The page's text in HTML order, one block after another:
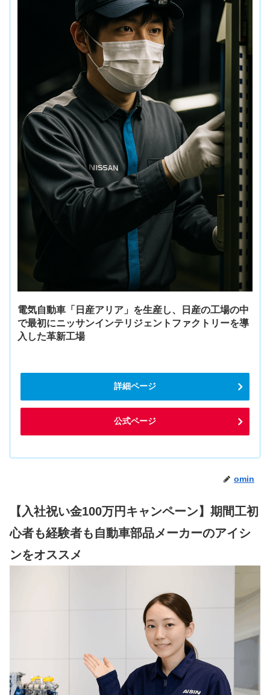
電気自動車「日産アリア」を生産し、日産の工場の中
で最初にニッサンインテリジェントファクトリーを導
入した革新工場
詳細ページ
公式ページ
omin
【入社祝い金100万円キャンペーン】期間工初
心者も経験者も自動車部品メーカーのアイシ
ンをオススメ